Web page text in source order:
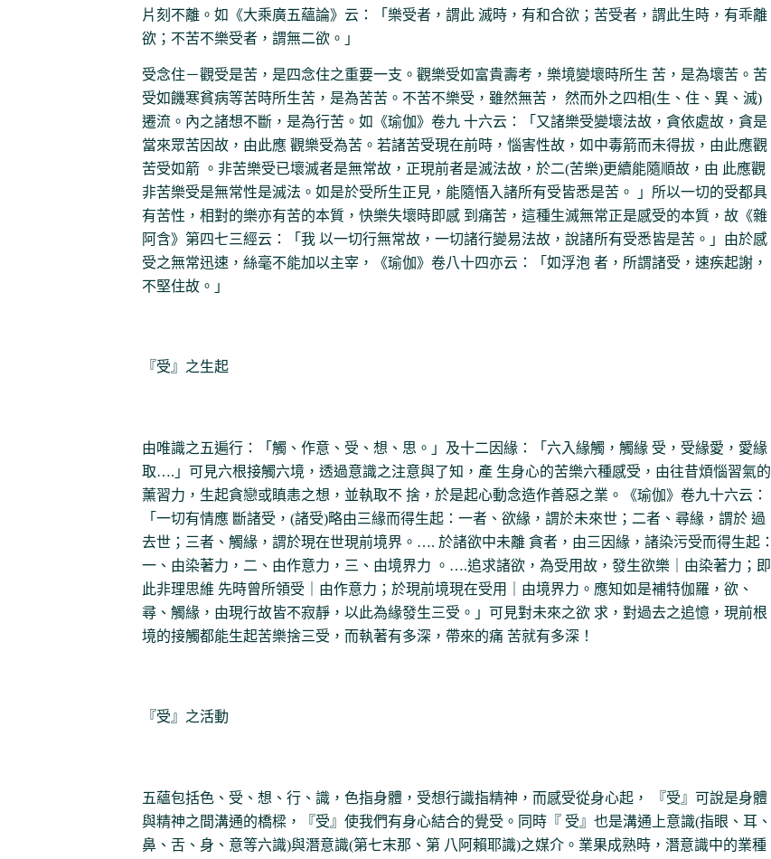
片刻不離。如《大乘廣五蘊論》云：「樂受者，謂此 滅時，有和合欲；苦受者，謂此生時，有乖離
欲；不苦不樂受者，謂無二欲。」
受念住－觀受是苦，是四念住之重要一支。觀樂受如富貴壽考，樂境變壞時所生 苦，是為壞苦。苦
受如饑寒貧病等苦時所生苦，是為苦苦。不苦不樂受，雖然無苦， 然而外之四相(生、住、異、滅)
遷流。內之諸想不斷，是為行苦。如《瑜伽》卷九 十六云：「又諸樂受變壞法故，貪依處故，貪是
當來眾苦因故，由此應 觀樂受為苦。若諸苦受現在前時，惱害性故，如中毒箭而未得拔，由此應觀
苦受如箭 。非苦樂受已壞滅者是無常故，正現前者是滅法故，於二(苦樂)更續能隨順故，由 此應觀
非苦樂受是無常性是滅法。如是於受所生正見，能隨悟入諸所有受皆悉是苦。 」所以一切的受都具
有苦性，相對的樂亦有苦的本質，快樂失壞時即感 到痛苦，這種生滅無常正是感受的本質，故《雜
阿含》第四七三經云：「我 以一切行無常故，一切諸行變易法故，說諸所有受悉皆是苦。」由於感
受之無常迅速，絲毫不能加以主宰，《瑜伽》卷八十四亦云：「如浮泡 者，所謂諸受，速疾起謝，
不堅住故。」
『受』之生起
由唯識之五遍行：「觸、作意、受、想、思。」及十二因緣：「六入緣觸，觸緣 受，受緣愛，愛緣
取….」可見六根接觸六境，透過意識之注意與了知，產 生身心的苦樂六種感受，由往昔煩惱習氣的
薰習力，生起貪戀或瞋恚之想，並執取不 捨，於是起心動念造作善惡之業。《瑜伽》卷九十六云：
「一切有情應 斷諸受，(諸受)略由三緣而得生起：一者、欲緣，謂於未來世；二者、尋緣，謂於 過
去世；三者、觸緣，謂於現在世現前境界。…. 於諸欲中未離 貪者，由三因緣，諸染污受而得生起：
一、由染著力，二、由作意力，三、由境界力 。….追求諸欲，為受用故，發生欲樂｜由染著力；即
此非理思維 先時曾所領受｜由作意力；於現前境現在受用｜由境界力。應知如是補特伽羅，欲、
尋、觸緣，由現行故皆不寂靜，以此為緣發生三受。」可見對未來之欲 求，對過去之追憶，現前根
境的接觸都能生起苦樂捨三受，而執著有多深，帶來的痛 苦就有多深！
『受』之活動
五蘊包括色、受、想、行、識，色指身體，受想行識指精神，而感受從身心起， 『受』可說是身體
與精神之間溝通的橋樑，『受』使我們有身心結合的覺受。同時『 受』也是溝通上意識(指眼、耳、
鼻、舌、身、意等六識)與潛意識(第七末那、第 八阿賴耶識)之媒介。業果成熟時，潛意識中的業種